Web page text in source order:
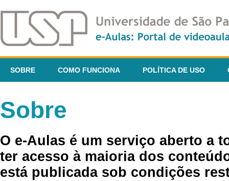
SOBRE COMO FUNCIONA POLÍTICA DE USO
Sobre
O e-Aulas é um serviço aberto a
ter acesso à maioria dos
está publicada sob condições